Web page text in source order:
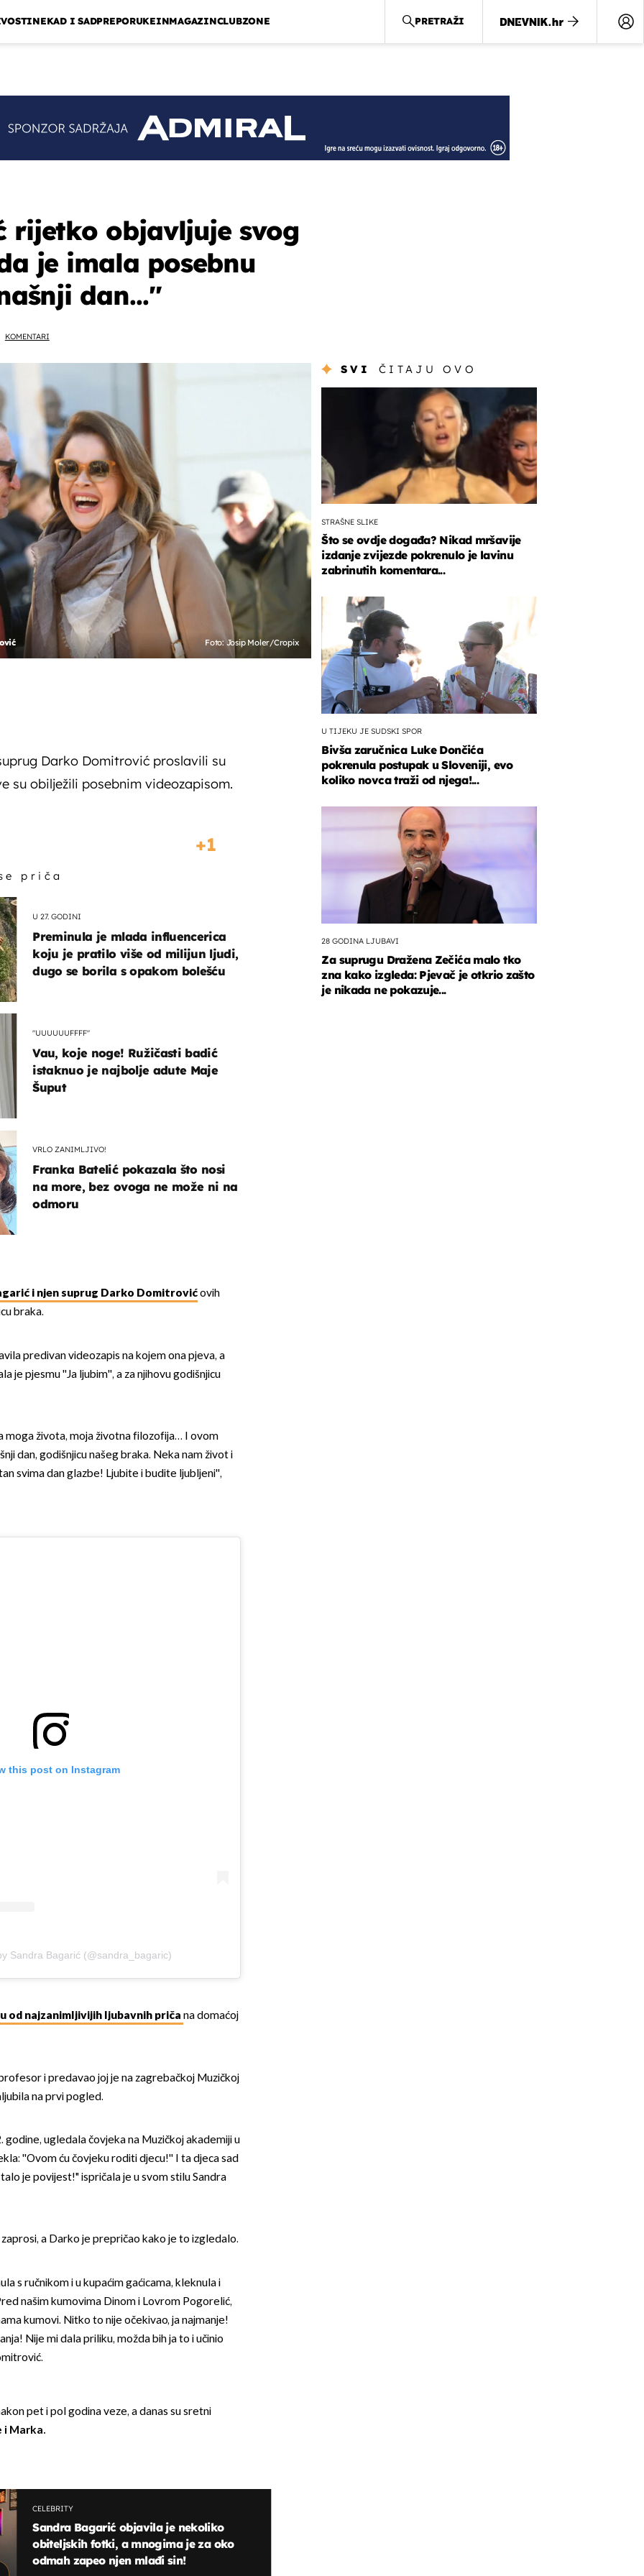
NEKAD I SADPREPORUKEINMAGAZINCLUBZONE PRETRAŽI
rijetko objavljuje svog
je imala posebnu
dan...''
KOMENTARI
Foto: Josip Moler/Cropix
Darko Domitrović proslavili su
su obilježili posebnim videozapisom.
1
priča
U 27. GODINI
Preminula je mlada influencerica
koju je pratilo više od milijun ljudi,
dugo se borila s opakom bolešću
"UUUUUUFFFF"
Vau, koje noge! Ružičasti badić
istaknuo je najbolje adute Maje
Šuput
VRLO ZANIMLJIVO!
Franka Batelić pokazala što nosi
na more, bez ovoga ne može ni na
odmoru
i njen suprug Darko Domitrovićovih
braka.
predivan videozapis na kojem ona pjeva, a
je pjesmu ''Ja ljubim'', a za njihovu godišnjicu
moga života, moja životna filozofija… I ovom
dan, godišnjicu našeg braka. Neka nam život i
svima dan glazbe! Ljubite i budite ljubljeni'',
this post on Instagram
Sandra Bagarić (@sandra_bagaric)
od najzanimljivijih ljubavnih priča na domaćoj
i predavao joj je na zagrebačkoj Muzičkoj
na prvi pogled.
godine, ugledala čovjeka na Muzičkoj akademiji u
''Ovom ću čovjeku roditi djecu!'' I ta djeca sad
je povijest!" ispričala je u svom stilu Sandra
a Darko je prepričao kako je to izgledalo.
s ručnikom i u kupaćim gaćicama, kleknula i
našim kumovima Dinom i Lovrom Pogorelić,
kumovi. Nitko to nije očekivao, ja najmanje!
Nije mi dala priliku, možda bih ja to i učinio
pet i pol godina veze, a danas su sretni
i Marka.
CELEBRITY
Sandra Bagarić objavila je nekoliko
obiteljskih fotki, a mnogima je za oko
odmah zapeo njen mlađi sin!
SVI ČITAJU OVO
STRAŠNE SLIKE
Što se ovdje događa? Nikad mršavije
izdanje zvijezde pokrenulo je lavinu
zabrinutih komentara...
U TIJEKU JE SUDSKI SPOR
Bivša zaručnica Luke Dončića
pokrenula postupak u Sloveniji, evo
koliko novca traži od njega!...
28 GODINA LJUBAVI
Za suprugu Dražena Zečića malo tko
zna kako izgleda: Pjevač je otkrio zašto
je nikada ne pokazuje...